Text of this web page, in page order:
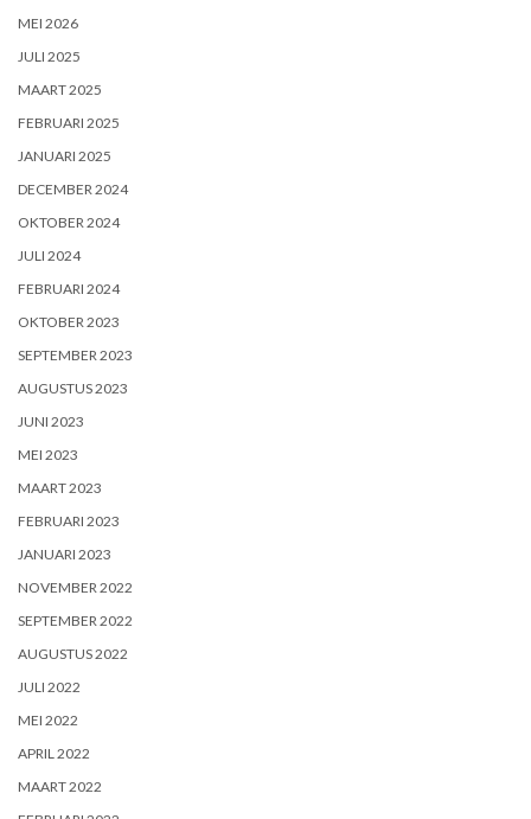
MEI 2026
JULI 2025
MAART 2025
FEBRUARI 2025
JANUARI 2025
DECEMBER 2024
OKTOBER 2024
JULI 2024
FEBRUARI 2024
OKTOBER 2023
SEPTEMBER 2023
AUGUSTUS 2023
JUNI 2023
MEI 2023
MAART 2023
FEBRUARI 2023
JANUARI 2023
NOVEMBER 2022
SEPTEMBER 2022
AUGUSTUS 2022
JULI 2022
MEI 2022
APRIL 2022
MAART 2022